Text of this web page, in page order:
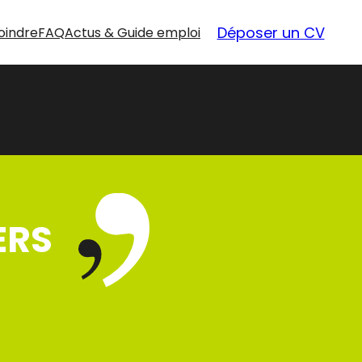
FAQActus & Guide emploi Déposer un CV
nouvelles
opportunités
Nos offres d’emploi